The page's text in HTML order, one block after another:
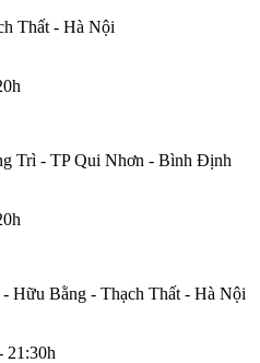
Thất - Hà Nội
Trì - TP Qui Nhơn - Bình Định
Hữu Bằng - Thạch Thất - Hà Nội
21:30h